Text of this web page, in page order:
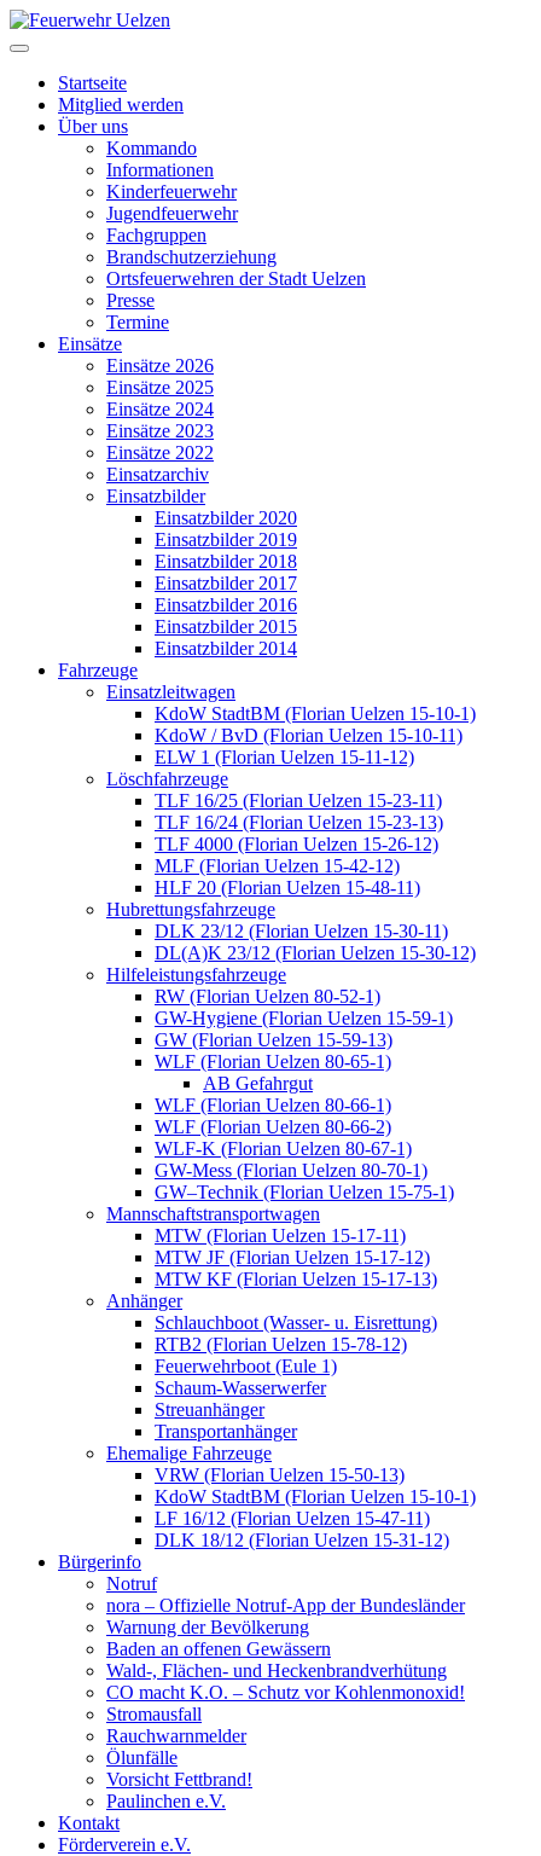
Startseite
Mitglied werden
Über uns
Kommando
Informationen
Kinderfeuerwehr
Jugendfeuerwehr
Fachgruppen
Brandschutzerziehung
Ortsfeuerwehren der Stadt Uelzen
Presse
Termine
Einsätze
Einsätze 2026
Einsätze 2025
Einsätze 2024
Einsätze 2023
Einsätze 2022
Einsatzarchiv
Einsatzbilder
Einsatzbilder 2020
Einsatzbilder 2019
Einsatzbilder 2018
Einsatzbilder 2017
Einsatzbilder 2016
Einsatzbilder 2015
Einsatzbilder 2014
Fahrzeuge
Einsatzleitwagen
KdoW StadtBM (Florian Uelzen 15-10-1)
KdoW / BvD (Florian Uelzen 15-10-11)
ELW 1 (Florian Uelzen 15-11-12)
Löschfahrzeuge
TLF 16/25 (Florian Uelzen 15-23-11)
TLF 16/24 (Florian Uelzen 15-23-13)
TLF 4000 (Florian Uelzen 15-26-12)
MLF (Florian Uelzen 15-42-12)
HLF 20 (Florian Uelzen 15-48-11)
Hubrettungsfahrzeuge
DLK 23/12 (Florian Uelzen 15-30-11)
DL(A)K 23/12 (Florian Uelzen 15-30-12)
Hilfeleistungsfahrzeuge
RW (Florian Uelzen 80-52-1)
GW-Hygiene (Florian Uelzen 15-59-1)
GW (Florian Uelzen 15-59-13)
WLF (Florian Uelzen 80-65-1)
AB Gefahrgut
WLF (Florian Uelzen 80-66-1)
WLF (Florian Uelzen 80-66-2)
WLF-K (Florian Uelzen 80-67-1)
GW-Mess (Florian Uelzen 80-70-1)
GW–Technik (Florian Uelzen 15-75-1)
Mannschaftstransportwagen
MTW (Florian Uelzen 15-17-11)
MTW JF (Florian Uelzen 15-17-12)
MTW KF (Florian Uelzen 15-17-13)
Anhänger
Schlauchboot (Wasser- u. Eisrettung)
RTB2 (Florian Uelzen 15-78-12)
Feuerwehrboot (Eule 1)
Schaum-Wasserwerfer
Streuanhänger
Transportanhänger
Ehemalige Fahrzeuge
VRW (Florian Uelzen 15-50-13)
KdoW StadtBM (Florian Uelzen 15-10-1)
LF 16/12 (Florian Uelzen 15-47-11)
DLK 18/12 (Florian Uelzen 15-31-12)
Bürgerinfo
Notruf
nora – Offizielle Notruf-App der Bundesländer
Warnung der Bevölkerung
Baden an offenen Gewässern
Wald-, Flächen- und Heckenbrandverhütung
CO macht K.O. – Schutz vor Kohlenmonoxid!
Stromausfall
Rauchwarnmelder
Ölunfälle
Vorsicht Fettbrand!
Paulinchen e.V.
Kontakt
Förderverein e.V.